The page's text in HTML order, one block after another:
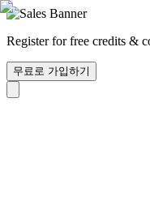
Register for free credits &
무료로 가입하기